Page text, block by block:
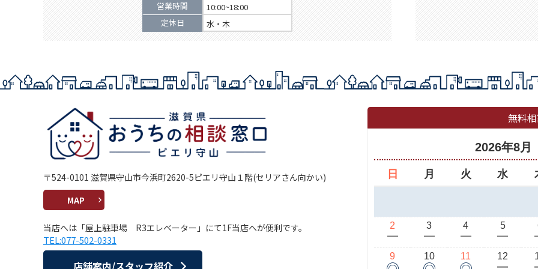
営業時間
10:00~18:00
定休日
水・木
〒524-0101 滋賀県守山市今浜町2620-5ピエリ守山１階(セリアさん向かい)
MAP
当店へは「屋上駐車場 R3エレベーター」にて1F当店へが便利です。
TEL:077-502-0331
店舗案内/スタッフ紹介
無料
2026年8月
日 月 火 水
2
ー
3
ー
4
ー
5
ー
9 10 11 12